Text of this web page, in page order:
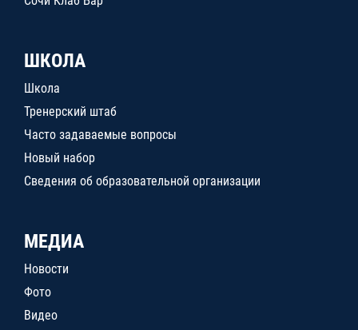
ШКОЛА
Школа
Тренерский штаб
Часто задаваемые вопросы
Новый набор
Сведения об образовательной организации
МЕДИА
Новости
Фото
Видео